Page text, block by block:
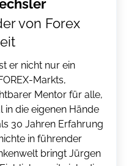
von Forex
er nicht nur ein
Markts,
Mentor für alle,
in die eigenen Hände
30 Jahren Erfahrung
in führender
bringt Jürgen